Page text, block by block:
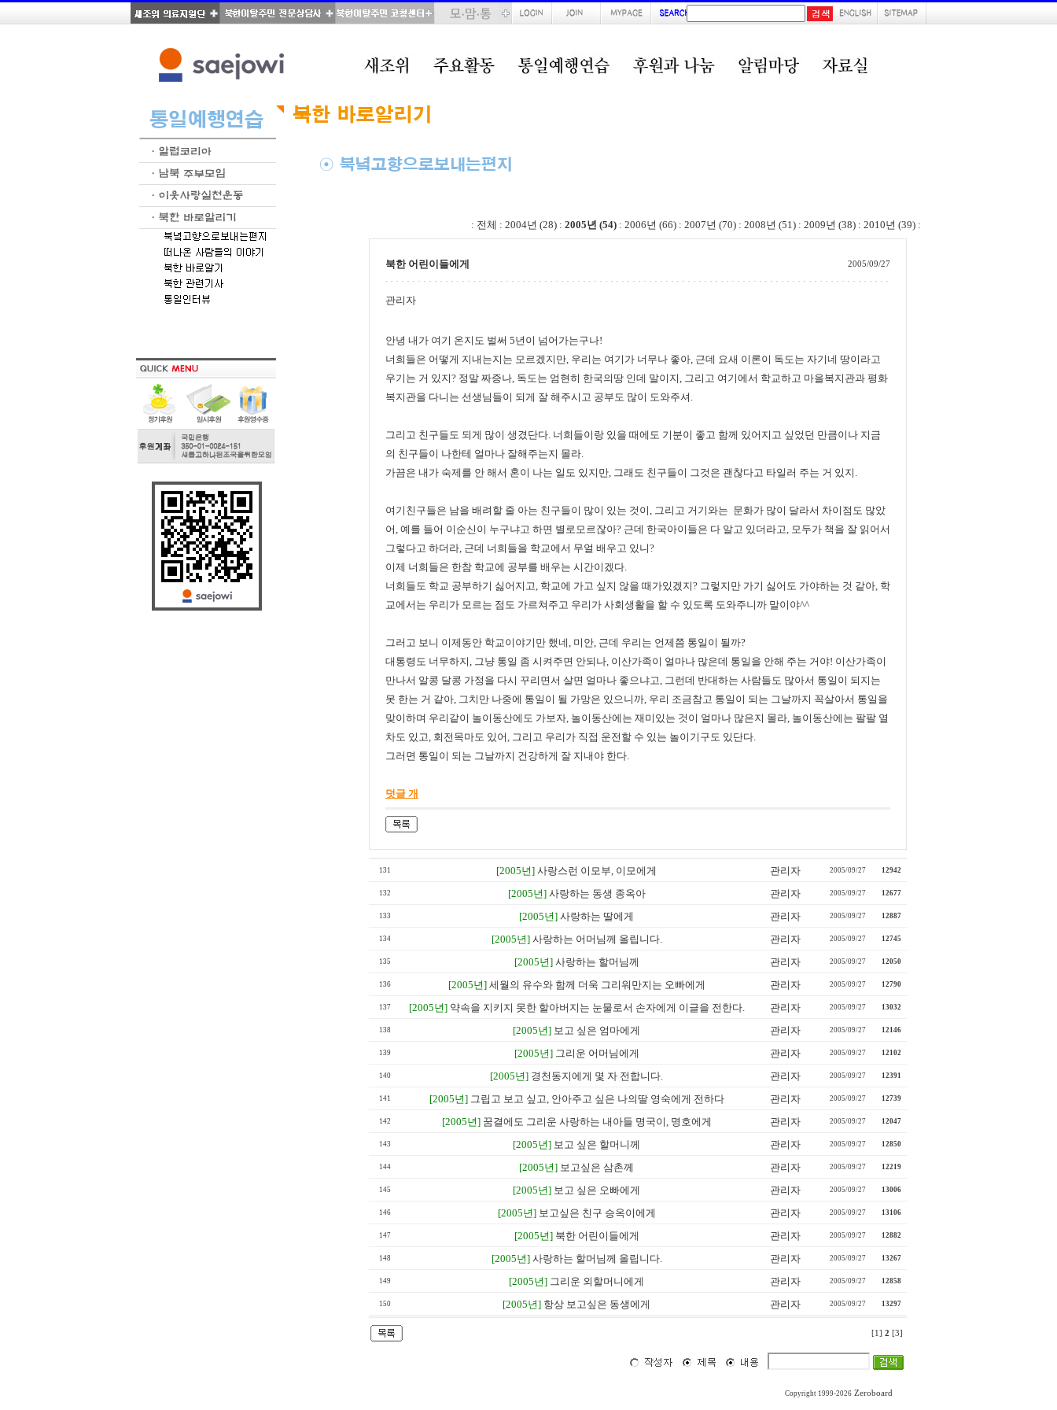
: 전체 : 2004년 (28) : 2005년 (54) : 2006년 (66) : 2007년 (70) : 2008년 (51) : 2009년 (38) : 2010년 (39) :
북한 어린이들에게 2005/09/27
관리자
안녕 내가 여기 온지도 벌써 5년이 넘어가는구나!
너희들은 어떻게 지내는지는 모르겠지만, 우리는 여기가 너무나 좋아, 근데 요새 이론이 독도는 자기네 땅이라고
우기는 거 있지? 정말 짜증나, 독도는 엄현히 한국의땅 인데 말이지, 그리고 여기에서 학교하고 마을복지관과 평화
복지관을 다니는 선생님들이 되게 잘 해주시고 공부도 많이 도와주셔.
그리고 친구들도 되게 많이 생겼단다. 너희들이랑 있을 때에도 기분이 좋고 함께 있어지고 싶었던 만큼이나 지금
의 친구들이 나한테 얼마나 잘해주는지 몰라.
가끔은 내가 숙제를 안 해서 혼이 나는 일도 있지만, 그래도 친구들이 그것은 괜찮다고 타일러 주는 거 있지.
여기친구들은 남을 배려할 줄 아는 친구들이 많이 있는 것이, 그리고 거기와는 문화가 많이 달라서 차이점도 많았
어, 예를 들어 이순신이 누구냐고 하면 별로모르잖아? 근데 한국아이들은 다 알고 있더라고, 모두가 책을 잘 읽어서
그렇다고 하더라, 근데 너희들을 학교에서 무얼 배우고 있니?
이제 너희들은 한참 학교에 공부를 배우는 시간이겠다.
너희들도 학교 공부하기 싫어지고, 학교에 가고 싶지 않을 때가있겠지? 그렇지만 가기 싫어도 가야하는 것 같아, 학
교에서는 우리가 모르는 점도 가르쳐주고 우리가 사회생활을 할 수 있도록 도와주니까 말이야^^
그러고 보니 이제동안 학교이야기만 했네, 미안, 근데 우리는 언제쯤 통일이 될까?
대통령도 너무하지, 그냥 통일 좀 시켜주면 안되나, 이산가족이 얼마나 많은데 통일을 안해 주는 거야! 이산가족이
만나서 알콩 달콩 가정을 다시 꾸리면서 살면 얼마나 좋으냐고, 그런데 반대하는 사람들도 많아서 통일이 되지는
못 한는 거 같아, 그치만 나중에 통일이 될 가망은 있으니까, 우리 조금참고 통일이 되는 그날까지 꼭살아서 통일을
맞이하며 우리같이 놀이동산에도 가보자, 놀이동산에는 재미있는 것이 얼마나 많은지 몰라, 놀이동산에는 팔팔 열
차도 있고, 회전목마도 있어, 그리고 우리가 직접 운전할 수 있는 놀이기구도 있단다.
그러면 통일이 되는 그날까지 건강하게 잘 지내야 한다.
덧글 개
131 [2005년] 사랑스런 이모부, 이모에게 관리자 2005/09/27 12942
132 [2005년] 사랑하는 동생 종옥아 관리자 2005/09/27 12677
133 [2005년] 사랑하는 딸에게 관리자 2005/09/27 12887
134 [2005년] 사랑하는 어머님께 올립니다. 관리자 2005/09/27 12745
135 [2005년] 사랑하는 할머님께 관리자 2005/09/27 12050
136 [2005년] 세월의 유수와 함께 더욱 그리워만지는 오빠에게 관리자 2005/09/27 12790
137 [2005년] 약속을 지키지 못한 할아버지는 눈물로서 손자에게 이글을 전한다. 관리자 2005/09/27 13032
138 [2005년] 보고 싶은 엄마에게 관리자 2005/09/27 12146
139 [2005년] 그리운 어머님에게 관리자 2005/09/27 12102
140 [2005년] 경천동지에게 몇 자 전합니다. 관리자 2005/09/27 12391
141 [2005년] 그립고 보고 싶고, 안아주고 싶은 나의딸 영숙에게 전하다 관리자 2005/09/27 12739
142 [2005년] 꿈결에도 그리운 사랑하는 내아들 명국이, 명호에게 관리자 2005/09/27 12047
143 [2005년] 보고 싶은 할머니께 관리자 2005/09/27 12850
144 [2005년] 보고싶은 삼촌께 관리자 2005/09/27 12219
145 [2005년] 보고 싶은 오빠에게 관리자 2005/09/27 13006
146 [2005년] 보고싶은 친구 승옥이에게 관리자 2005/09/27 13106
147 [2005년] 북한 어린이들에게 관리자 2005/09/27 12882
148 [2005년] 사랑하는 할머님께 올립니다. 관리자 2005/09/27 13267
149 [2005년] 그리운 외할머니에게 관리자 2005/09/27 12858
150 [2005년] 항상 보고싶은 동생에게 관리자 2005/09/27 13297
[1] 2 [3]
Copyright 1999-2026 Zeroboard